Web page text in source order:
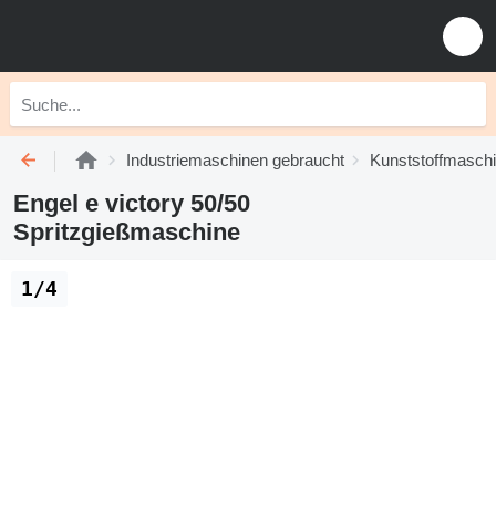
Industriemaschinen gebraucht
Engel e victory 50/50
Spritzgießmaschine
1/4